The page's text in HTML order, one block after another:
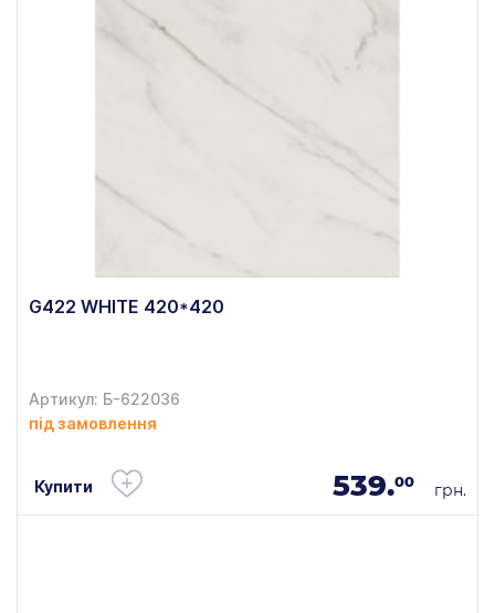
G422 WHITE 420*420
Артикул: Б-622036
під замовлення
Купити 539.00 грн.